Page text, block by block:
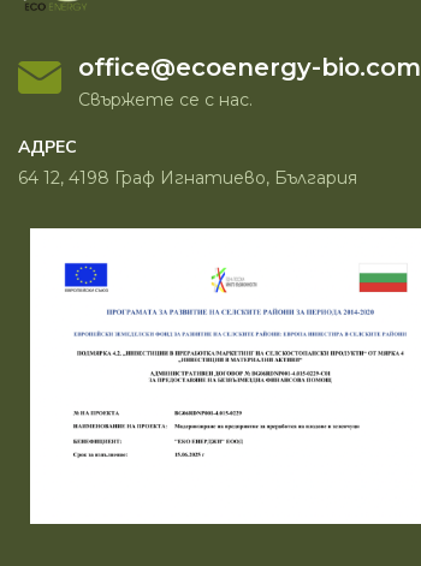
office@ecoenergy-bio.com
Свържете се с нас.
АДРЕС
64 12, 4198 Граф Игнатиево, България